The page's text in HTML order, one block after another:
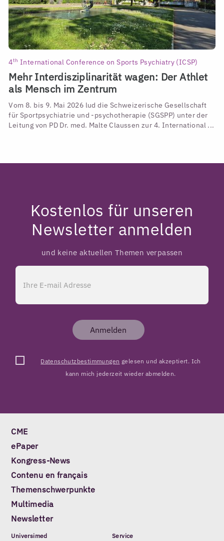
4th International Conference on Sports Psychiatry (ICSP)
Mehr Interdisziplinarität wagen: Der Athlet
als Mensch im Zentrum
Vom 8. bis 9. Mai 2026 lud die Schweizerische Gesellschaft
für Sportpsychiatrie und -psychotherapie (SGSPP) unter der
Leitung von PD Dr. med. Malte Claussen zur 4. International ...
Kostenlos für unseren
Newsletter anmelden
und keine aktuellen Themen verpassen
Anmelden
Datenschutzbestimmungen gelesen und akzeptiert. Ich
kann mich jederzeit wieder abmelden.
CME
ePaper
Kongress-News
Contenu en français
Themenschwerpunkte
Multimedia
Newsletter
Universimed Service